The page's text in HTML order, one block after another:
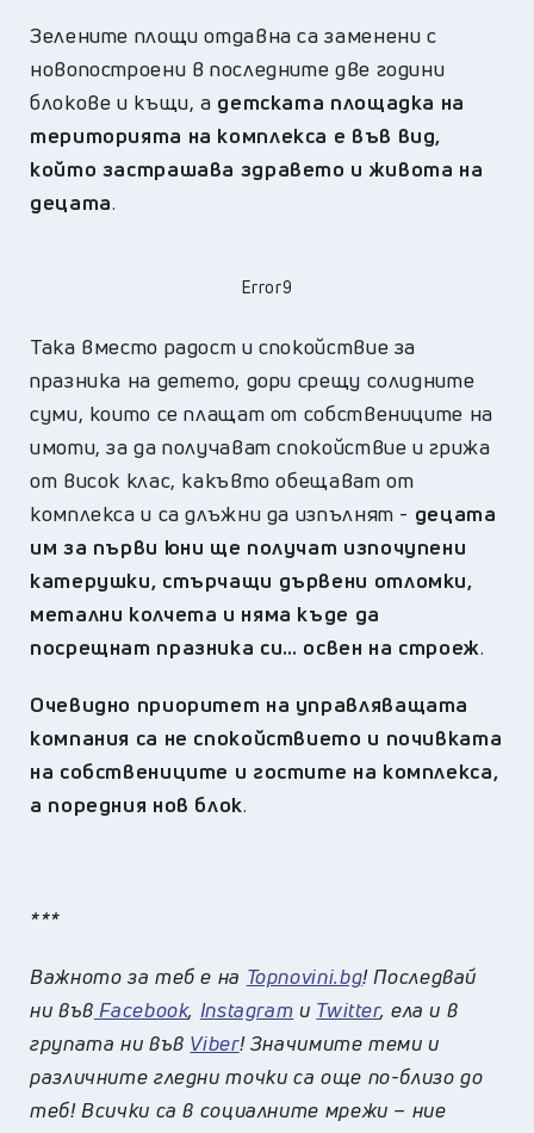
Зелените площи отдавна са заменени с
новопостроени в последните две години
блокове и къщи, а детската площадка на
територията на комплекса е във вид,
който застрашава здравето и живота на
децата.
Error9
Така вместо радост и спокойствие за
празника на детето, дори срещу солидните
суми, които се плащат от собствениците на
имоти, за да получават спокойствие и грижа
от висок клас, какъвто обещават от
комплекса и са длъжни да изпълнят - децата
им за първи юни ще получат изпочупени
катерушки, стърчащи дървени отломки,
метални колчета и няма къде да
посрещнат празника си… освен на строеж.
Очевидно приоритет на управляващата
компания са не спокойствието и почивката
на собствениците и гостите на комплекса,
а поредния нов блок.
***
Важното за теб е на Topnovini.bg! Последвай
ни във Facebook, Instagram и Twitter, ела и в
групата ни във Viber! Значимите теми и
различните гледни точки са още по-близо до
теб! Всички са в социалните мрежи – ние